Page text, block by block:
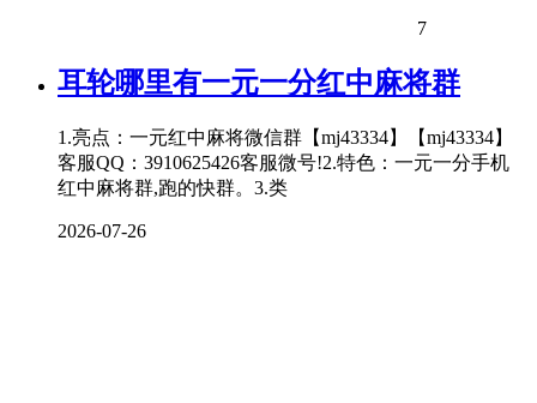
7
耳轮哪里有一元一分红中麻将群
1.亮点：一元红中麻将微信群【mj43334】【mj43334】
客服QQ：3910625426客服微号!2.特色：一元一分手机
红中麻将群,跑的快群。3.类
2026-07-26